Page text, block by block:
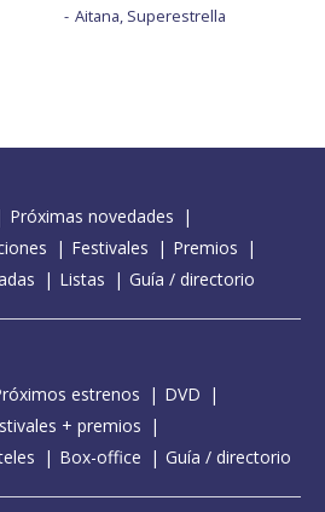
Aitana, Superestrella
Próximas novedades
Festivales
Premios
Listas Guía / directorio
estrenos
DVD
+ premios
Box-office Guía / directorio